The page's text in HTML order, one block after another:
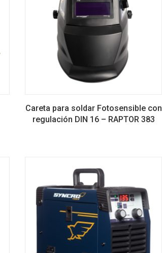
Careta para soldar Fotosensible con
regulación DIN 16 – RAPTOR 383